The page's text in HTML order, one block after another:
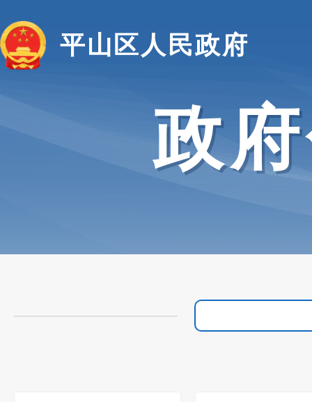
平山区人民政府
政